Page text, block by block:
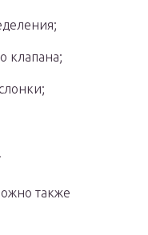
клапана;
также